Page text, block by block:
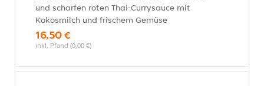
und scharfen roten Thai-Currysauce mit
Kokosmilch und frischem Gemüse
16,50 €
inkl. Pfand (0,00 €)